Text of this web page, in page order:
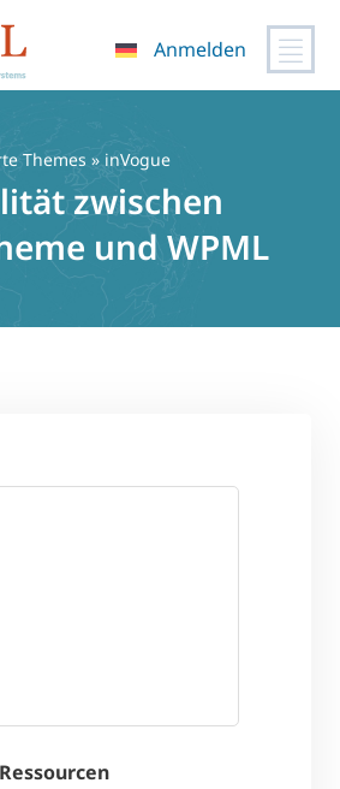
Anmelden
Themes » inVogue
zwischen
und WPML